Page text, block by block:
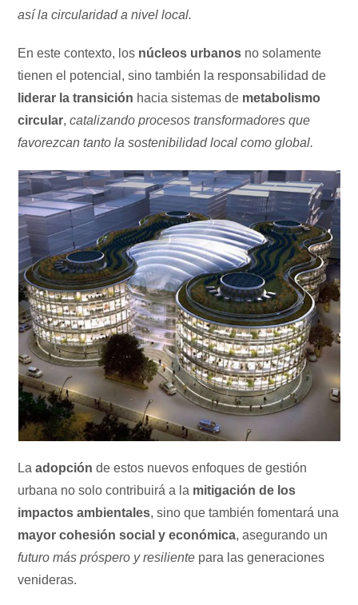
así la circularidad a nivel local.
En este contexto, los núcleos urbanos no solamente
tienen el potencial, sino también la responsabilidad de
liderar la transición hacia sistemas de metabolismo
circular,catalizando procesos transformadores que
favorezcan tanto la sostenibilidad local como global.
La adopción de estos nuevos enfoques de gestión
urbana no solo contribuirá a la mitigación de los
impactos ambientales, sino que también fomentará una
mayor cohesión social y económica, asegurando un
futuro más próspero y resiliente para las generaciones
venideras.